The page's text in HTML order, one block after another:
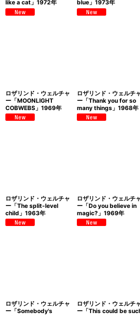
like a cat」1972年
blue」1973年
ロザリンド・ウェルチャ
ー「MOONLIGHT
COBWEBS」1969年
ロザリンド・ウェルチ
ー「Thank you for so
many things」1968年
ロザリンド・ウェルチャ
ー「The split-level
child」1963年
ロザリンド・ウェルチ
ー「Do you believe in
magic?」1969年
ロザリンド・ウェルチャ
ー「Somebody's
ロザリンド・ウェルチ
ー「This could be